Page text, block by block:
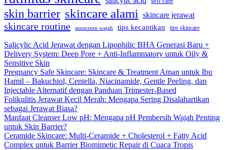
skin barrier skincare alami skincare jerawat
skincare routine sunscreen wajah tips kecantikan tips skincare
Salicylic Acid Jerawat dengan Lipophilic BHA Generasi Baru +
Delivery System: Deep Pore + Anti-Inflammatory untuk Oily &
Sensitive Skin
Pregnancy Safe Skincare: Skincare & Treatment Aman untuk Ibu
Hamil – Bakuchiol, Centella, Niacinamide, Gentle Peeling, dan
Injectable Alternatif dengan Panduan Trimester-Based
Folikulitis Jerawat Kecil Merah: Mengapa Sering Disalahartikan
sebagai Jerawat Biasa?
Manfaat Cleanser Low pH: Mengapa pH Pembersih Wajah Penting
untuk Skin Barrier?
Ceramide Skincare: Multi-Ceramide + Cholesterol + Fatty Acid
Complex untuk Barrier Biomimetic Repair di Cuaca Tropis